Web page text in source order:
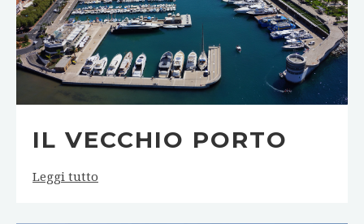
IL VECCHIO PORTO
Leggi tutto